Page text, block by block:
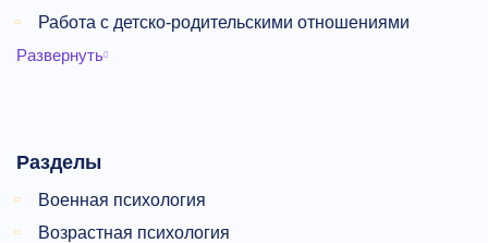
Работа с детско-родительскими отношениями
Развернуть
Разделы
Военная психология
Возрастная психология